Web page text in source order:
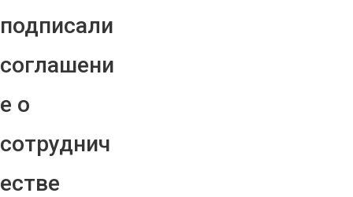
подписали
соглашени
е о
сотруднич
естве